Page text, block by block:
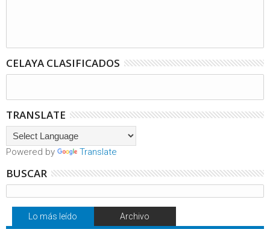
CELAYA CLASIFICADOS
TRANSLATE
Powered by Translate
BUSCAR
Lo más leído Archivo